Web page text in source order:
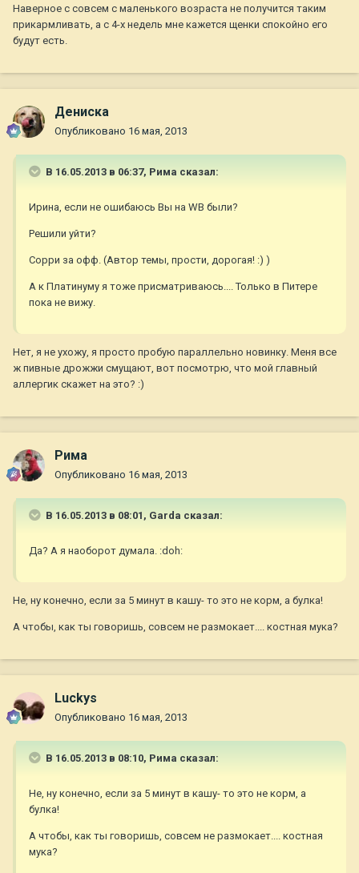
Наверное с совсем с маленького возраста не получится таким
прикармливать, а с 4-х недель мне кажется щенки спокойно его
будут есть.
Дениска
Опубликовано 16 мая, 2013
В 16.05.2013 в 06:37, Рима сказал:
Ирина, если не ошибаюсь Вы на WB были?
Решили уйти?
Сорри за офф. (Автор темы, прости, дорогая! :) )
А к Платинуму я тоже присматриваюсь.... Только в Питере
пока не вижу.
Нет, я не ухожу, я просто пробую параллельно новинку. Меня все
ж пивные дрожжи смущают, вот посмотрю, что мой главный
аллергик скажет на это? :)
Рима
Опубликовано 16 мая, 2013
В 16.05.2013 в 08:01, Garda сказал:
Да? А я наоборот думала. :doh:
Не, ну конечно, если за 5 минут в кашу- то это не корм, а булка!
А чтобы, как ты говоришь, совсем не размокает.... костная мука?
Luckys
Опубликовано 16 мая, 2013
В 16.05.2013 в 08:10, Рима сказал:
Не, ну конечно, если за 5 минут в кашу- то это не корм, а
булка!
А чтобы, как ты говоришь, совсем не размокает.... костная
мука?